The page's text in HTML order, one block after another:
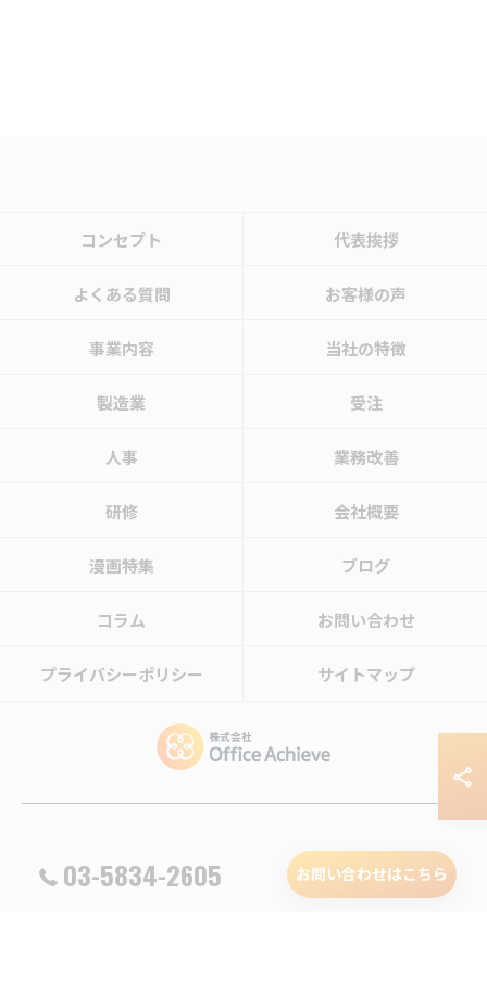
03-5834-2605 お問い合わせはこちら
コンセプト 代表挨拶
よくある質問 お客様の声
事業内容 当社の特徴
製造業 受注
人事 業務改善
研修 会社概要
漫画特集 ブログ
コラム お問い合わせ
プライバシーポリシー サイトマップ
© 2026 食品のコンサルタントなら株式会社Office Achieve ALL RIGHTS
RESERVED.